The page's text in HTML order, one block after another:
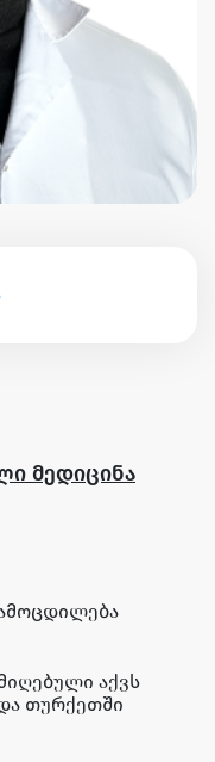
მედიცინა
აქვს
თურქეთში